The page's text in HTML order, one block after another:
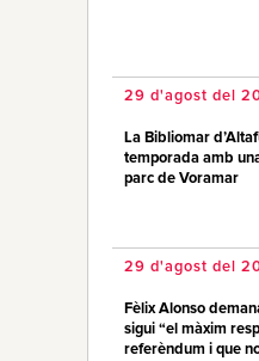
29 d'agost del
La Bibliomar
temporada amb
parc de Voramar
29 d'agost del
Fèlix Alonso
sigui “el màxim
referèndum i que